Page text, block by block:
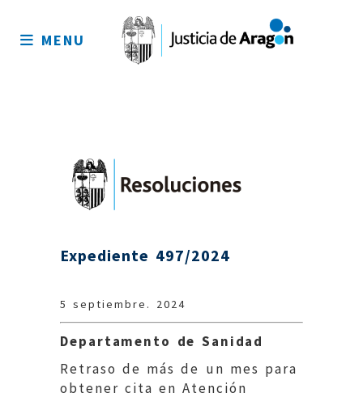
sitio
MENU
Expediente 497/2024
5 septiembre. 2024
Departamento de Sanidad
Retraso de más de un mes para
obtener cita en Atención